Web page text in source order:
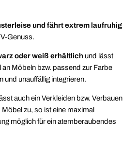
und fährt extrem laufruhig
Genuss.
oder weiß erhältlich und lässt
an Möbeln bzw. passend zur Farbe
und unauffällig integrieren.
auch ein Verkleiden bzw. Verbauen
zu, so ist eine maximal
möglich für ein atemberaubendes